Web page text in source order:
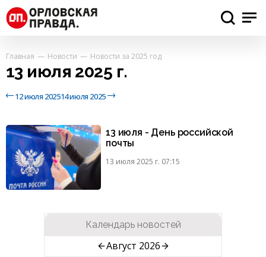
Главная Новости Новости за 2025 год
13 июля 2025 г.
12 июля 202514 июля 2025
13 июля - День российской
почты
13 июля 2025 г. 07:15
Календарь новостей
Август 2026